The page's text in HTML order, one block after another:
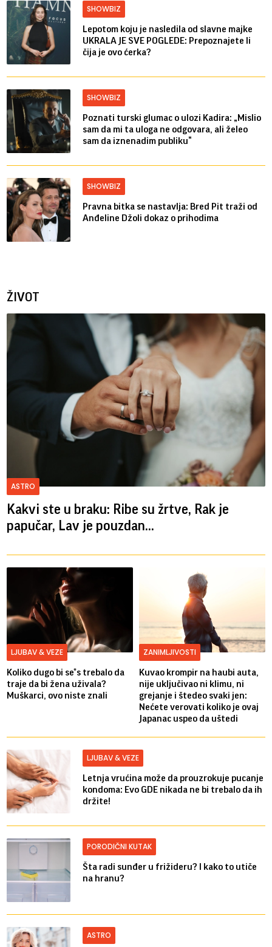
SHOWBIZ
Lepotom koju je nasledila od slavne majke
UKRALA JE SVE POGLEDE: Prepoznajete li
čija je ovo ćerka?
SHOWBIZ
Poznati turski glumac o ulozi Kadira: „Mislio
sam da mi ta uloga ne odgovara, ali želeo
sam da iznenadim publiku“
SHOWBIZ
Pravna bitka se nastavlja: Bred ​​Pit traži od
Anđeline Džoli dokaz o prihodima
ŽIVOT
ASTRO
Kakvi ste u braku: Ribe su žrtve, Rak je
papučar, Lav je pouzdan...
LJUBAV & VEZE
Koliko dugo bi se*s trebalo da
traje da bi žena uživala?
Muškarci, ovo niste znali
ZANIMLJIVOSTI
Kuvao krompir na haubi auta,
nije uključivao ni klimu, ni
grejanje i štedeo svaki jen:
Nećete verovati koliko je ovaj
Japanac uspeo da uštedi
LJUBAV & VEZE
Letnja vrućina može da prouzrokuje pucanje
kondoma: Evo GDE nikada ne bi trebalo da ih
držite!
PORODIČNI KUTAK
Šta radi sunđer u frižideru? I kako to utiče
na hranu?
ASTRO